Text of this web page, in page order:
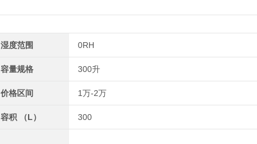
湿度范围 0RH
容量规格 300升
价格区间 1万-2万
容积 （L） 300